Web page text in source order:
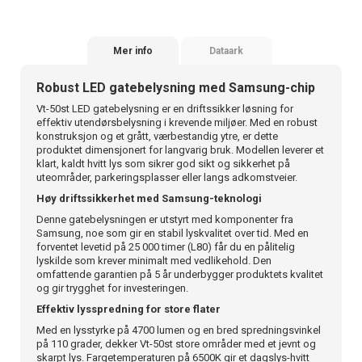
Mer info Dataark
Robust LED gatebelysning med Samsung-chip
Vt-50st LED gatebelysning er en driftssikker løsning for
effektiv utendørsbelysning i krevende miljøer. Med en robust
konstruksjon og et grått, værbestandig ytre, er dette
produktet dimensjonert for langvarig bruk. Modellen leverer et
klart, kaldt hvitt lys som sikrer god sikt og sikkerhet på
uteområder, parkeringsplasser eller langs adkomstveier.
Høy driftssikkerhet med Samsung-teknologi
Denne gatebelysningen er utstyrt med komponenter fra
Samsung, noe som gir en stabil lyskvalitet over tid. Med en
forventet levetid på 25 000 timer (L80) får du en pålitelig
lyskilde som krever minimalt med vedlikehold. Den
omfattende garantien på 5 år underbygger produktets kvalitet
og gir trygghet for investeringen.
Effektiv lysspredning for store flater
Med en lysstyrke på 4700 lumen og en bred spredningsvinkel
på 110 grader, dekker Vt-50st store områder med et jevnt og
skarpt lys. Fargetemperaturen på 6500K gir et dagslys-hvitt